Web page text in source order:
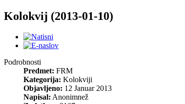
Kolokvij (2013-01-10)
Podrobnosti
Predmet: FRM
Kategorija: Kolokviji
Objavljeno: 12 Januar 2013
Napisal: Anonimnež